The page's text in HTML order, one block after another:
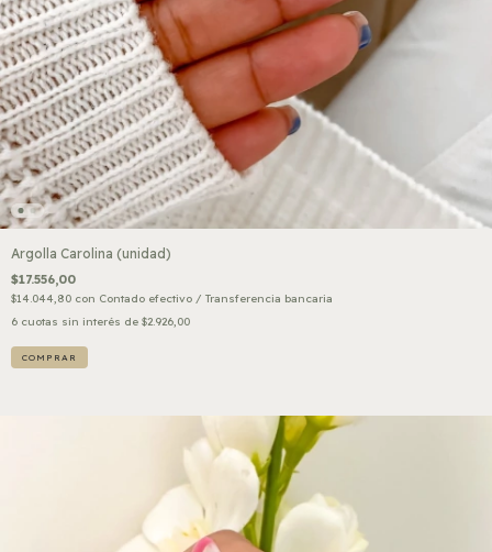
Argolla Carolina (unidad)
$17.556,00
$14.044,80 con Contado efectivo / Transferencia bancaria
6 cuotas sin interés de $2.926,00